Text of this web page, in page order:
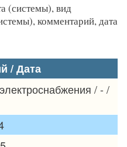
(системы), вид
комментарий, дата
/ Дата
/ - /